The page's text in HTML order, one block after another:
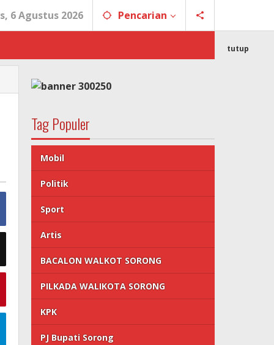
6 Agustus 2026 Pencarian
tutup
Tag Populer
Mobil
Politik
Sport
Artis
BACALON WALKOT SORONG
PILKADA WALIKOTA SORONG
KPK
PJ Bupati Sorong